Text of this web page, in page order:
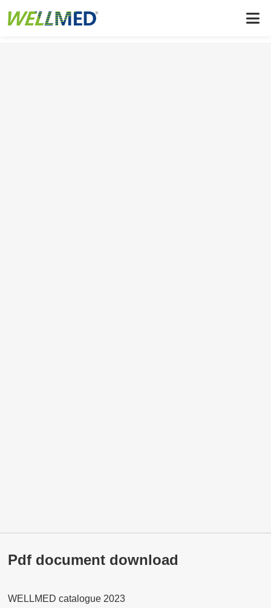
Pdf document download
WELLMED catalogue 2023